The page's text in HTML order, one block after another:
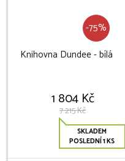
-75%
Knihovna Dundee - bílá
1 804 Kč
7 215 Kč
SKLADEM
POSLEDNÍ 1 KS